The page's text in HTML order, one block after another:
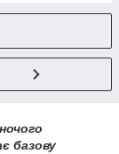
базову